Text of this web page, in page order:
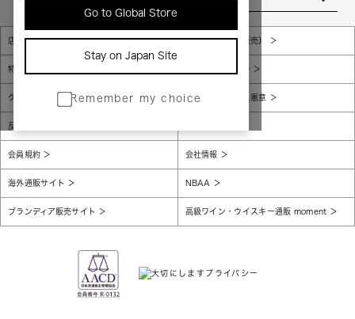
Go to Global Store
Stay on Japan Site
Remember my choice
店舗一覧 販売規約（店頭販売）
特定商取引法に基づく表示 個人情報保護方針
グローバルプライバシーポリシー コンプライアンス憲章
反社会的勢力に対する基本方針
会員規約 会社情報
海外通販サイト NBAA
ブランディア販売サイト 高級ワイン・ウイスキー通販 moment